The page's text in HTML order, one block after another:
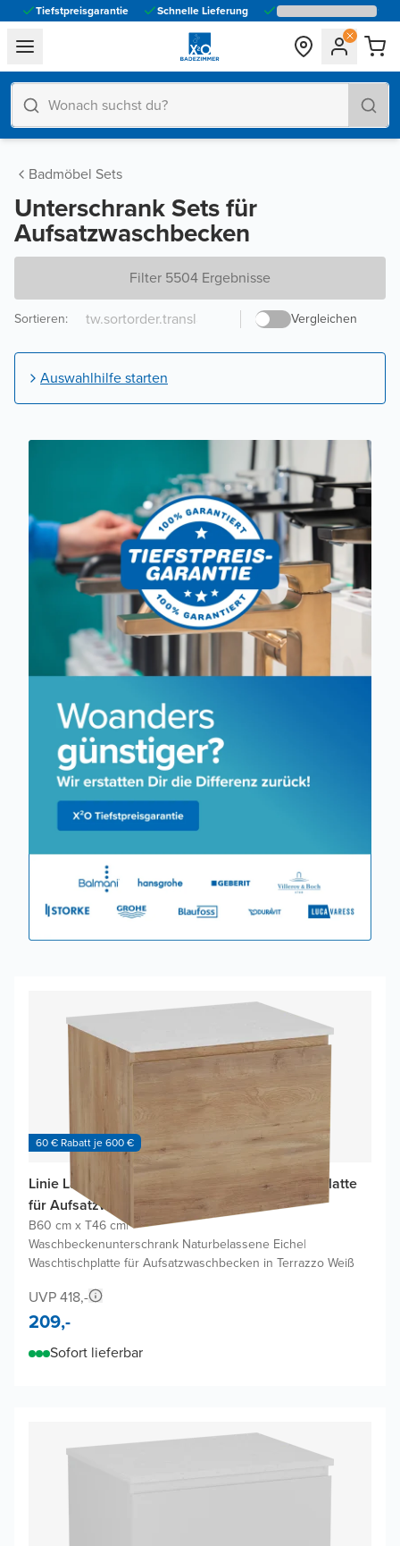
Tiefstpreisgarantie Schnelle Lieferung
general.navigation.toggle_menu.label
Badmöbel Sets
Unterschrank Sets für
Aufsatzwaschbecken
Filter 5504 Ergebnisse
Vergleichen
Sortieren:
Auswahlhilfe starten
60 € Rabatt je 600 €
Linie Lado Badmöbel Set mit Lado Waschtischplatte
für Aufsatzwaschbecken
B60 cm x T46 cm|
Waschbeckenunterschrank Naturbelassene Eiche|
Waschtischplatte für Aufsatzwaschbecken in Terrazzo Weiß
UVP 418,-
209,-
Sofort lieferbar